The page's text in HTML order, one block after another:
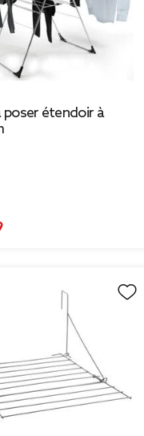
poser étendoir à